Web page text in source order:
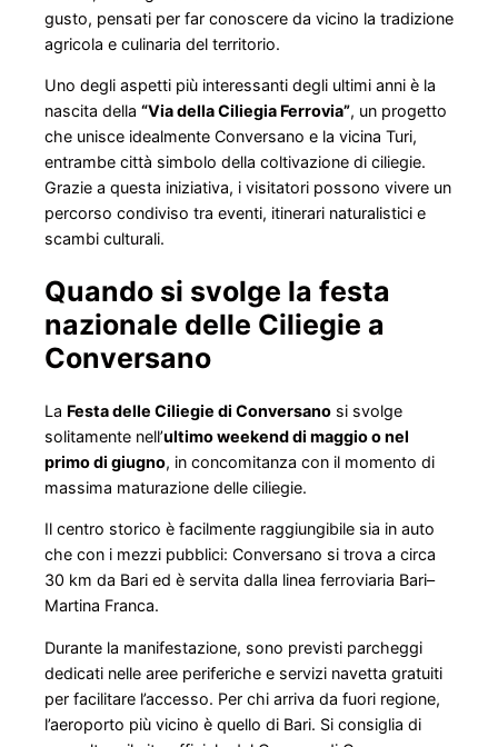
gusto, pensati per far conoscere da vicino la tradizione
agricola e culinaria del territorio.
Uno degli aspetti più interessanti degli ultimi anni è la
nascita della “Via della Ciliegia Ferrovia”, un progetto
che unisce idealmente Conversano e la vicina Turi,
entrambe città simbolo della coltivazione di ciliegie.
Grazie a questa iniziativa, i visitatori possono vivere un
percorso condiviso tra eventi, itinerari naturalistici e
scambi culturali.
Quando si svolge la festa
nazionale delle Ciliegie a
Conversano
La Festa delle Ciliegie di Conversano si svolge
solitamente nell’ultimo weekend di maggio o nel
primo di giugno, in concomitanza con il momento di
massima maturazione delle ciliegie.
Il centro storico è facilmente raggiungibile sia in auto
che con i mezzi pubblici: Conversano si trova a circa
30 km da Bari ed è servita dalla linea ferroviaria Bari–
Martina Franca.
Durante la manifestazione, sono previsti parcheggi
dedicati nelle aree periferiche e servizi navetta gratuiti
per facilitare l’accesso. Per chi arriva da fuori regione,
l’aeroporto più vicino è quello di Bari. Si consiglia di